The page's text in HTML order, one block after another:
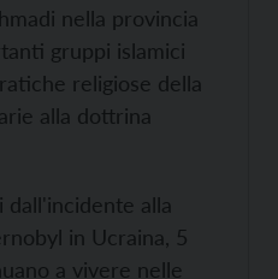
nella provincia
gruppi islamici
religiose della
alla dottrina
dall'incidente alla
in Ucraina, 5
a vivere nelle